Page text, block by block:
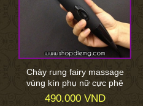
Chày rung fairy massage
vùng kín phụ nữ cực phê
490.000 VND